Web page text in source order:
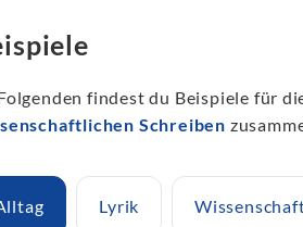
findest du Beispiele für
Schreiben
Lyrik